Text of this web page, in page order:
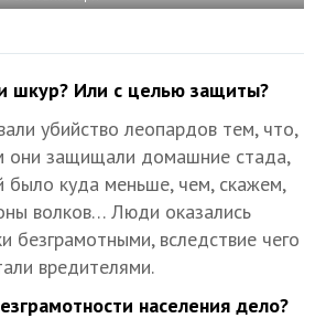
шкур? Или с целью защиты?
убийство леопардов тем, что,
они защищали домашние стада,
было куда меньше, чем, скажем,
волков… Люди оказались
безграмотными, вследствие чего
вредителями.
населения дело?